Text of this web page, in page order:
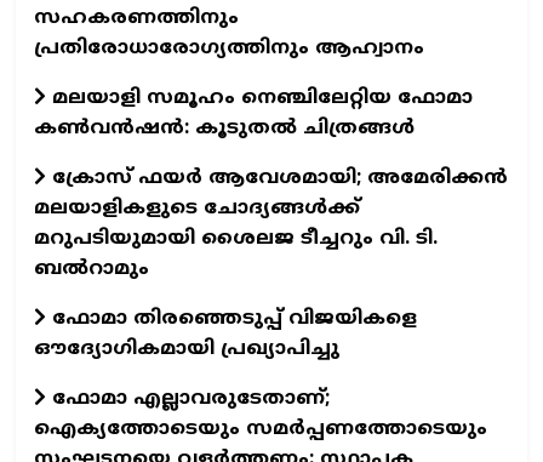
സഹകരണത്തിനും
പ്രതിരോധാരോഗ്യത്തിനും ആഹ്വാനം
മലയാളി സമൂഹം നെഞ്ചിലേറ്റിയ ഫോമാ
കണ്‍വന്‍ഷന്‍: കൂടുതല്‍ ചിത്രങ്ങള്‍
ക്രോസ് ഫയർ ആവേശമായി; അമേരിക്കൻ
മലയാളികളുടെ ചോദ്യങ്ങൾക്ക്
മറുപടിയുമായി ശൈലജ ടീച്ചറും വി. ടി.
ബൽറാമും
ഫോമാ തിരഞ്ഞെടുപ്പ് വിജയികളെ
ഔദ്യോഗികമായി പ്രഖ്യാപിച്ചു
ഫോമാ എല്ലാവരുടേതാണ്;
ഐക്യത്തോടെയും സമർപ്പണത്തോടെയും